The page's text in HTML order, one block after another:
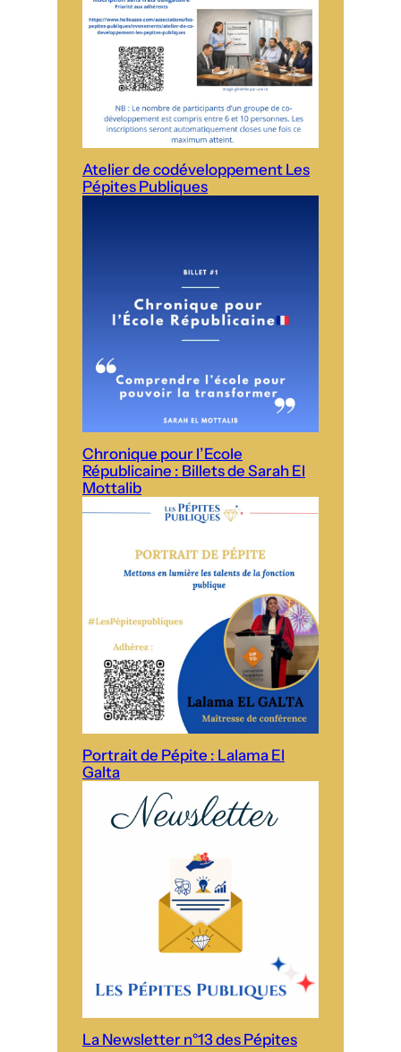
Atelier de codéveloppement Les
Pépites Publiques
Chronique pour l’Ecole
Républicaine : Billets de Sarah El
Mottalib
Portrait de Pépite : Lalama El
Galta
La Newsletter n°13 des Pépites